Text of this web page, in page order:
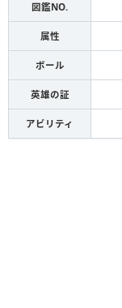
図鑑NO.
属性
ボール
英雄の証
アビリティ